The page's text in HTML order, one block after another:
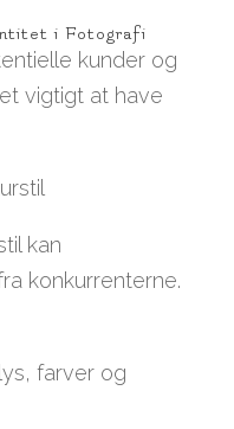
i Fotografi
kunder og
vigtigt at have
kan
konkurrenterne.
farver og